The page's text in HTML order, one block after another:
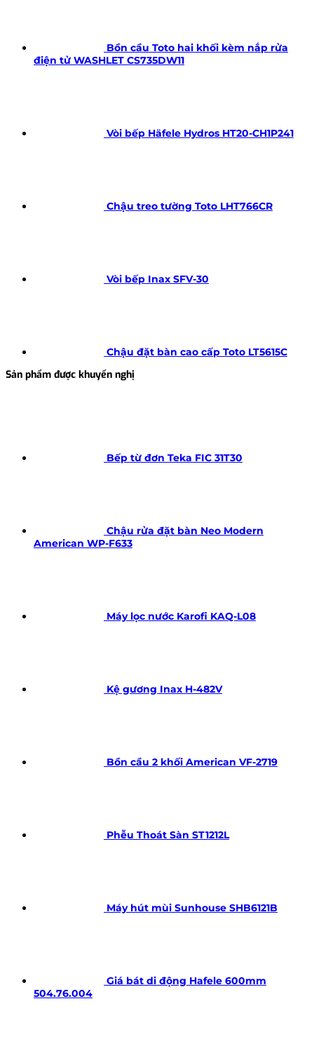
Bồn cầu Toto hai khối kèm nắp rửa
điện tử WASHLET CS735DW11
Vòi bếp Häfele Hydros HT20-CH1P241
Chậu treo tường Toto LHT766CR
Vòi bếp Inax SFV-30
Chậu đặt bàn cao cấp Toto LT5615C
Sản phẩm được khuyến nghị
Bếp từ đơn Teka FIC 31T30
Chậu rửa đặt bàn Neo Modern
American WP-F633
Máy lọc nước Karofi KAQ-L08
Kệ gương Inax H-482V
Bồn cầu 2 khối American VF-2719
Phễu Thoát Sàn ST1212L
Máy hút mùi Sunhouse SHB6121B
Giá bát di động Hafele 600mm
504.76.004